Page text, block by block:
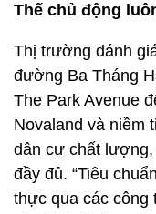
Thế chủ động
Thị trường đánh
đường Ba Tháng
The Park Avenue
Novaland và niềm
dân cư chất
đầy đủ. “Tiêu
thực qua các công